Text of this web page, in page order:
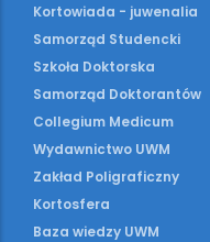
Kortowiada - juwenalia
Samorząd Studencki
Szkoła Doktorska
Samorząd Doktorantów
Collegium Medicum
Wydawnictwo UWM
Zakład Poligraficzny
Kortosfera
Baza wiedzy UWM